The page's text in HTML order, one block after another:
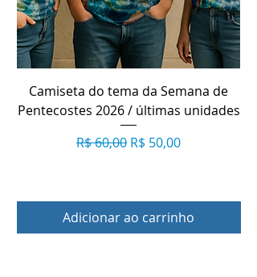
Camiseta do tema da Semana de
Pentecostes 2026 / últimas unidades
Preço normal
R$ 60,00 Preço promocional
R$ 50,00
Adicionar ao carrinho